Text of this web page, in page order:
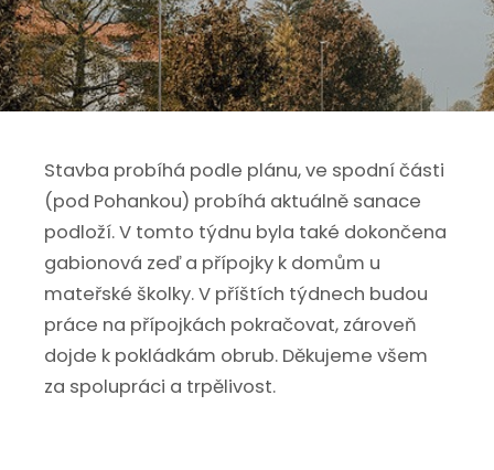
Stavba probíhá podle plánu, ve spodní části
(pod Pohankou) probíhá aktuálně sanace
podloží. V tomto týdnu byla také dokončena
gabionová zeď a přípojky k domům u
mateřské školky. V příštích týdnech budou
práce na přípojkách pokračovat, zároveň
dojde k pokládkám obrub. Děkujeme všem
za spolupráci a trpělivost.